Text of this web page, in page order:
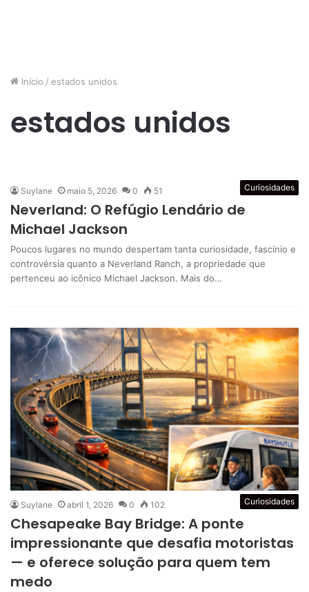
Início / estados unidos
estados unidos
Curiosidades
Suylane maio 5, 2026 0 51
Neverland: O Refúgio Lendário de
Michael Jackson
Poucos lugares no mundo despertam tanta curiosidade, fascínio e
controvérsia quanto a Neverland Ranch, a propriedade que
pertenceu ao icônico Michael Jackson. Mais do…
Curiosidades
Suylane abril 1, 2026 0 102
Chesapeake Bay Bridge: A ponte
impressionante que desafia motoristas
— e oferece solução para quem tem
medo